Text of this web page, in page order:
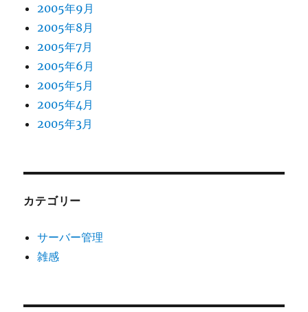
2005年9月
2005年8月
2005年7月
2005年6月
2005年5月
2005年4月
2005年3月
カテゴリー
サーバー管理
雑感